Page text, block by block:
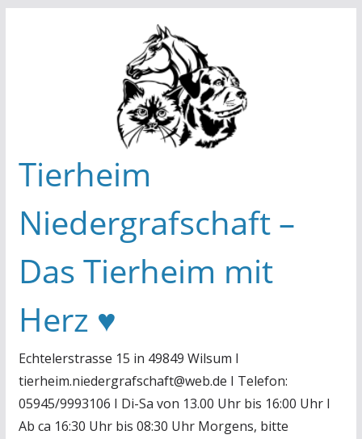
Tierheim
Niedergrafschaft –
Das Tierheim mit
Herz ♥
Echtelerstrasse 15 in 49849 Wilsum I
tierheim.niedergrafschaft@web.de I Telefon:
05945/9993106 I Di-Sa von 13.00 Uhr bis 16:00 Uhr I
Ab ca 16:30 Uhr bis 08:30 Uhr Morgens, bitte